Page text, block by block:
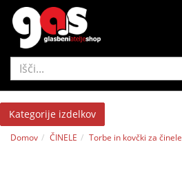
Kategorije izdelkov
Domov ČINELE Torbe in kovčki za činele